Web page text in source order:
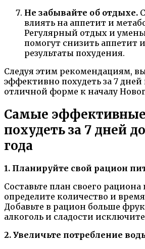
Не забывайте об отдыхе.
влиять на аппетит и
Регулярный отдых и
помогут снизить аппетит
результаты похудения.
Следуя этим рекомендациям,
эффективно похудеть за 7 дней
отличной форме к началу
Самые
похудеть за 7 дней
года
1. Планируйте свой рацион
Составьте план своего
определите количество и
Добавьте в рацион больше
алкоголь и сладости
2. Увеличьте потребление